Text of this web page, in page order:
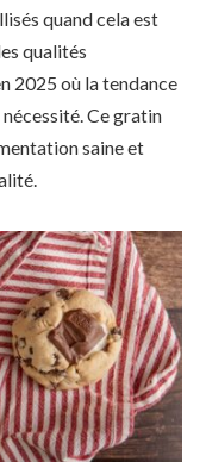
quand cela est
qualités
2025 où la tendance
Ce gratin
saine et